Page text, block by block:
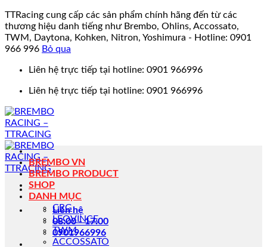
TTRacing cung cấp các sản phẩm chính hãng đến từ các
thương hiệu danh tiếng như Brembo, Ohlins, Accossato,
TWM, Daytona, Kohken, Nitron, Yoshimura - Hotline: 0901
966 996 Bỏ qua
Liên hệ trực tiếp tại hotline: 0901 966996
Liên hệ trực tiếp tại hotline: 0901 966996
Liên hệ
08:00 - 17:00
0901966996
BREMBO VN
BREMBO PRODUCT
SHOP
DANH MỤC
CRG
LEOVINCE
TWM
ACCOSSATO